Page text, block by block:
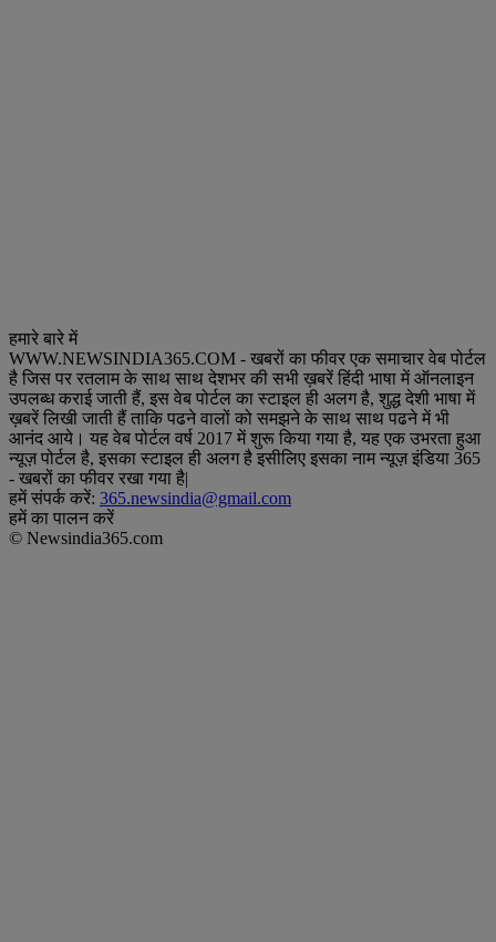
हमारे बारे में
WWW.NEWSINDIA365.COM - खबरों का फीवर एक समाचार वेब पोर्टल
है जिस पर रतलाम के साथ साथ देशभर की सभी ख़बरें हिंदी भाषा में ऑनलाइन
उपलब्ध कराई जाती हैं, इस वेब पोर्टल का स्टाइल ही अलग है, शुद्ध देशी भाषा में
ख़बरें लिखी जाती हैं ताकि पढने वालों को समझने के साथ साथ पढने में भी
आनंद आये। यह वेब पोर्टल वर्ष 2017 में शुरू किया गया है, यह एक उभरता हुआ
न्यूज़ पोर्टल है, इसका स्टाइल ही अलग है इसीलिए इसका नाम न्यूज़ इंडिया 365
- खबरों का फीवर रखा गया है|
हमें संपर्क करें: 365.newsindia@gmail.com
हमें का पालन करें
© Newsindia365.com